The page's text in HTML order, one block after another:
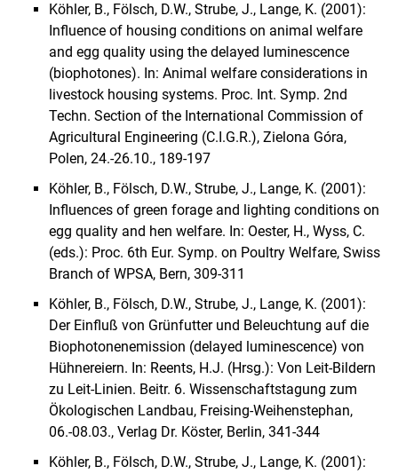
Köhler, B., Fölsch, D.W., Strube, J., Lange, K. (2001):
Influence of housing conditions on animal welfare
and egg quality using the delayed luminescence
(biophotones). In: Animal welfare considerations in
livestock housing systems. Proc. Int. Symp. 2nd
Techn. Section of the International Commission of
Agricultural Engineering (C.I.G.R.), Zielona Góra,
Polen, 24.-26.10., 189-197
Köhler, B., Fölsch, D.W., Strube, J., Lange, K. (2001):
Influences of green forage and lighting conditions on
egg quality and hen welfare. In: Oester, H., Wyss, C.
(eds.): Proc. 6th Eur. Symp. on Poultry Welfare, Swiss
Branch of WPSA, Bern, 309-311
Köhler, B., Fölsch, D.W., Strube, J., Lange, K. (2001):
Der Einfluß von Grünfutter und Beleuchtung auf die
Biophotonenemission (delayed luminescence) von
Hühnereiern. In: Reents, H.J. (Hrsg.): Von Leit-Bildern
zu Leit-Linien. Beitr. 6. Wissenschaftstagung zum
Ökologischen Landbau, Freising-Weihenstephan,
06.-08.03., Verlag Dr. Köster, Berlin, 341-344
Köhler, B., Fölsch, D.W., Strube, J., Lange, K. (2001):